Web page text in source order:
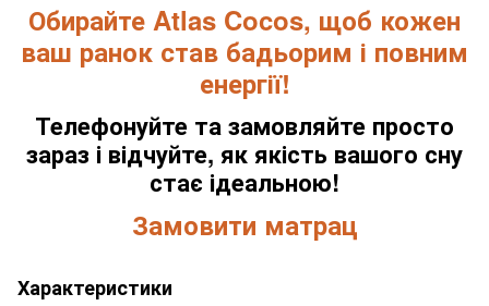
Обирайте Atlas Cocos, щоб кожен
ваш ранок став бадьорим і повним
енергії!
Телефонуйте та замовляйте просто
зараз і відчуйте, як якість вашого сну
стає ідеальною!
Замовити матрац
Характеристики